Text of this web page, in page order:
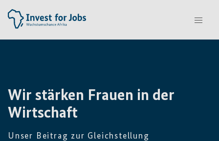
Wir stärken Frauen in der
Wirtschaft
Unser Beitrag zur Gleichstellung